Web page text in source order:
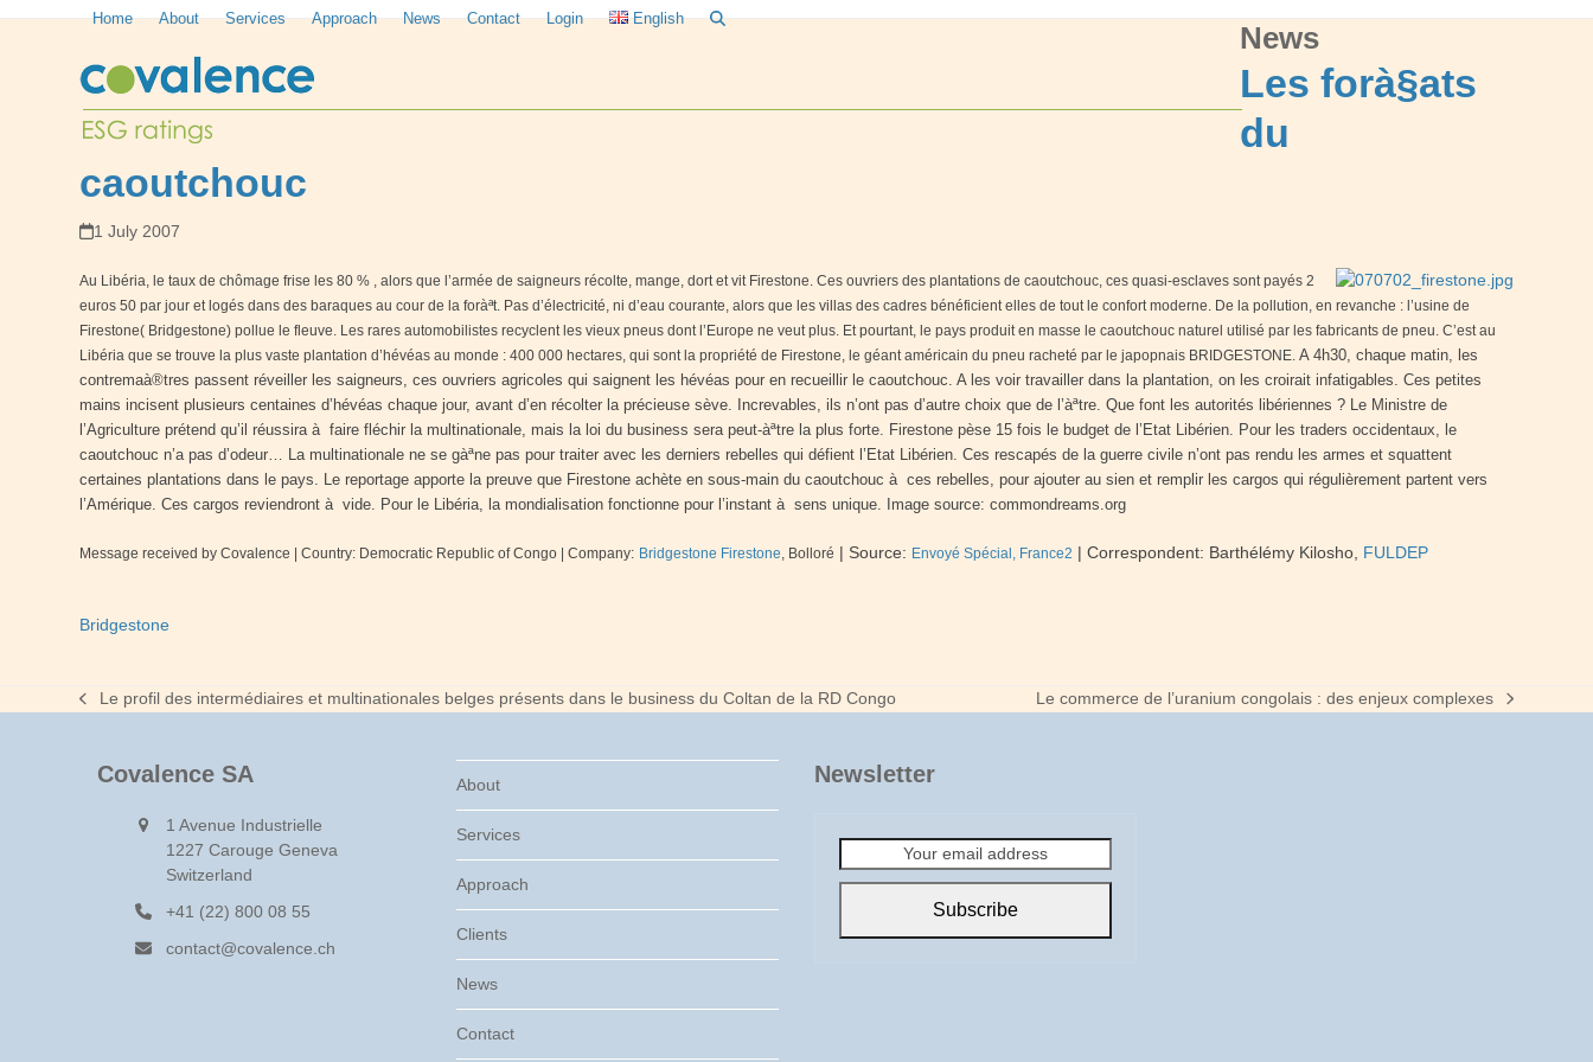
Home About Services Approach News Contact Login English
News
Les forà§ats
du
caoutchouc
1 July 2007
Au Libéria, le taux de chômage frise les 80 % , alors que l’armée de saigneurs récolte, mange, dort et vit Firestone. Ces ouvriers des plantations de caoutchouc, ces quasi-esclaves sont payés 2
euros 50 par jour et logés dans des baraques au cour de la foràªt. Pas d’électricité, ni d’eau courante, alors que les villas des cadres bénéficient elles de tout le confort moderne. De la pollution, en revanche : l’usine de
Firestone( Bridgestone) pollue le fleuve. Les rares automobilistes recyclent les vieux pneus dont l’Europe ne veut plus. Et pourtant, le pays produit en masse le caoutchouc naturel utilisé par les fabricants de pneu. C’est au
Libéria que se trouve la plus vaste plantation d’hévéas au monde : 400 000 hectares, qui sont la propriété de Firestone, le géant américain du pneu racheté par le japopnais BRIDGESTONE.A 4h30, chaque matin, les
contremaà®tres passent réveiller les saigneurs, ces ouvriers agricoles qui saignent les hévéas pour en recueillir le caoutchouc. A les voir travailler dans la plantation, on les croirait infatigables. Ces petites
mains incisent plusieurs centaines d’hévéas chaque jour, avant d’en récolter la précieuse sève. Increvables, ils n’ont pas d’autre choix que de l’àªtre. Que font les autorités libériennes ? Le Ministre de
l’Agriculture prétend qu’il réussira à faire fléchir la multinationale, mais la loi du business sera peut-àªtre la plus forte. Firestone pèse 15 fois le budget de l’Etat Libérien. Pour les traders occidentaux, le
caoutchouc n’a pas d’odeur… La multinationale ne se gàªne pas pour traiter avec les derniers rebelles qui défient l’Etat Libérien. Ces rescapés de la guerre civile n’ont pas rendu les armes et squattent
certaines plantations dans le pays. Le reportage apporte la preuve que Firestone achète en sous-main du caoutchouc à ces rebelles, pour ajouter au sien et remplir les cargos qui régulièrement partent vers
l’Amérique. Ces cargos reviendront à vide. Pour le Libéria, la mondialisation fonctionne pour l’instant à sens unique. Image source: commondreams.org
Message received by Covalence | Country: Democratic Republic of Congo | Company: Bridgestone Firestone, Bolloré | Source: Envoyé Spécial, France2 | Correspondent: Barthélémy Kilosho, FULDEP
Bridgestone
previous
Le profil des intermédiaires et multinationales belges présents dans le business du Coltan de la RD Congo
next
Le commerce de l’uranium congolais : des enjeux complexes
Covalence SA
1 Avenue Industrielle
1227 Carouge Geneva
Switzerland
+41 (22) 800 08 55
contact@covalence.ch
About
Services
Approach
Clients
News
Contact
Newsletter
email
Subscribe